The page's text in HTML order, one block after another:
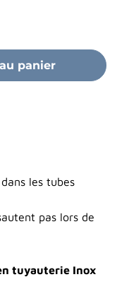
panier
les tubes
pas lors de
tuyauterie Inox